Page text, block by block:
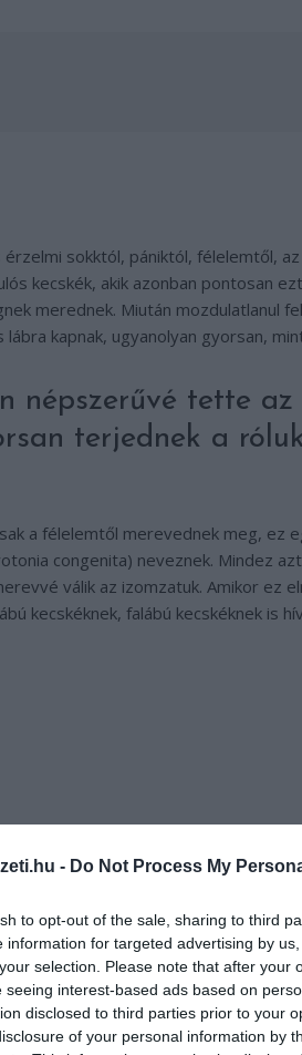
- Do Not Process My
to opt-out of the sale, sharing to third
information for targeted advertising by
selection. Please note that after your
seeing interest-based ads based on
disclosed to third parties prior to your
of your personal information by
sokktól, pániktól, félelemtől,
kecskék, akik azonban pontosan
merednek. Miután mozdulatlanul
kapnak, ugyanolyan gyorsan,
népszerűvé tette
terjednek a
a félelemtől merevednek meg, ez
congenita) neveznek. Mindez
válik az izomzatuk. Amikor ez
kecskéknek, falábú kecskéknek is
köze a központi idegrendszer
elég kellemetlen állapot.